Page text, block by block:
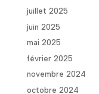
juillet 2025
juin 2025
mai 2025
février 2025
novembre 2024
octobre 2024